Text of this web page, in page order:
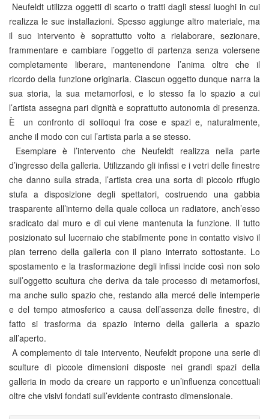
Neufeldt utilizza oggetti di scarto o tratti dagli stessi luoghi in cui
realizza le sue installazioni. Spesso aggiunge altro materiale, ma
il suo intervento è soprattutto volto a rielaborare, sezionare,
frammentare e cambiare l’oggetto di partenza senza volersene
completamente liberare, mantenendone l’anima oltre che il
ricordo della funzione originaria. Ciascun oggetto dunque narra la
sua storia, la sua metamorfosi, e lo stesso fa lo spazio a cui
l’artista assegna pari dignità e soprattutto autonomia di presenza.
È un confronto di soliloqui fra cose e spazi e, naturalmente,
anche il modo con cui l’artista parla a se stesso.
Esemplare è l’intervento che Neufeldt realizza nella parte
d’ingresso della galleria. Utilizzando gli infissi e i vetri delle finestre
che danno sulla strada, l’artista crea una sorta di piccolo rifugio
stufa a disposizione degli spettatori, costruendo una gabbia
trasparente all’interno della quale colloca un radiatore, anch’esso
sradicato dal muro e di cui viene mantenuta la funzione. Il tutto
posizionato sul lucernaio che stabilmente pone in contatto visivo il
pian terreno della galleria con il piano interrato sottostante. Lo
spostamento e la trasformazione degli infissi incide così non solo
sull’oggetto scultura che deriva da tale processo di metamorfosi,
ma anche sullo spazio che, restando alla mercé delle intemperie
e del tempo atmosferico a causa dell’assenza delle finestre, di
fatto si trasforma da spazio interno della galleria a spazio
all’aperto.
A complemento di tale intervento, Neufeldt propone una serie di
sculture di piccole dimensioni disposte nei grandi spazi della
galleria in modo da creare un rapporto e un’influenza concettuali
oltre che visivi fondati sull’evidente contrasto dimensionale.